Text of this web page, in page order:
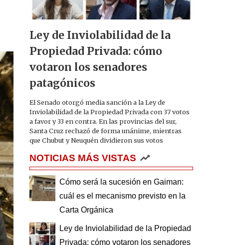
Ley de Inviolabilidad de la
Propiedad Privada: cómo
votaron los senadores
patagónicos
El Senado otorgó media sanción a la Ley de
Inviolabilidad de la Propiedad Privada con 37 votos
a favor y 33 en contra. En las provincias del sur,
Santa Cruz rechazó de forma unánime, mientras
que Chubut y Neuquén dividieron sus votos
NOTICIAS MÁS VISTAS
Cómo será la sucesión en Gaiman:
cuál es el mecanismo previsto en la
Carta Orgánica
Ley de Inviolabilidad de la Propiedad
Privada: cómo votaron los senadores